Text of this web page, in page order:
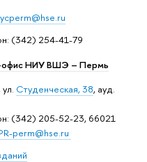
(342) 254-41-79
НИУ ВШЭ – Пермь
Студенческая, 38, ауд.
(342) 205-52-23, 66021
perm@hse.ru